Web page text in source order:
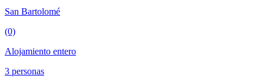
San Bartolomé
(0)
Alojamiento entero
3 personas